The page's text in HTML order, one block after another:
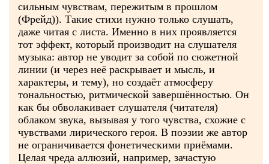
сильным чувствам, пережитым в прошлом
(Фрейд)). Такие стихи нужно только слушать,
даже читая с листа. Именно в них проявляется
тот эффект, который производит на слушателя
музыка: автор не уводит за собой по сюжетной
линии (и через неё раскрывает и мысль, и
характеры, и тему), но создаёт атмосферу
тональностью, ритмической завершённостью. Он
как бы обволакивает слушателя (читателя)
облаком звука, вызывая у того чувства, схожие с
чувствами лирического героя. В поэзии же автор
не ограничивается фонетическими приёмами.
Целая чреда аллюзий, например, зачастую